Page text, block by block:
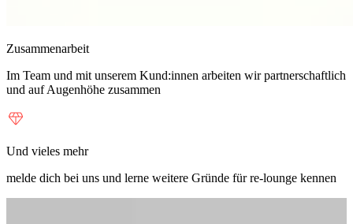
Zusammenarbeit
Im Team und mit unserem Kund:innen arbeiten wir partnerschaftlich
und auf Augenhöhe zusammen
Und vieles mehr
melde dich bei uns und lerne weitere Gründe für re-lounge kennen